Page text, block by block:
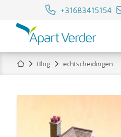
+31683415154
HomeBlog echtscheidingen